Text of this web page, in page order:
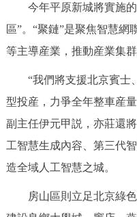
今年平原新城將實施的
區”。“聚鏈”是聚焦智慧
等主導産業，推動産業集群
“我們將支援北京賓士
型投産，力爭全年整車産
副主任伊元甲説，亦莊還
工智慧生成內容、第三代
造全域人工智慧之城。
房山區則立足北京綠色